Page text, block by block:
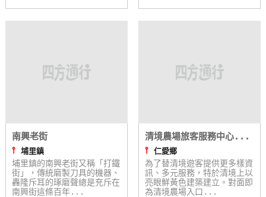
南興老街
⫯ 埔里鎮
埔里鎮的南興老街又稱「打鐵
街」，傳統磨製刀具的機器、
轟隆斥耳的琢磨聲總是充斥在
南興街這條百年...
清境農場旅客服務中心...
⫯ 仁愛鄉
為了替清境遊客提供更多樣資
訊、多元服務，特於清境上以
亮眼鮮黃色建築建立。對面即
為清境農場入口...